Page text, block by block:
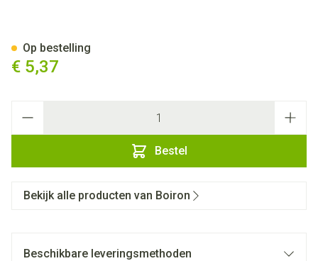
€ 5,37
Bestel
Op bestelling
Bekijk alle producten van Boiron
Beschikbare leveringsmethoden